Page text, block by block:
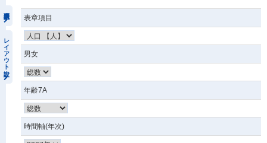
レイアウト設定
表章項目
男女
年齢7A
時間軸(年次)